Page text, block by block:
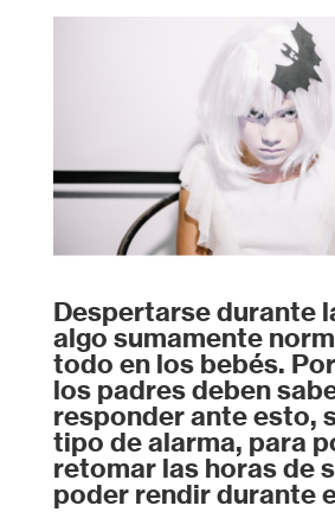
Despertarse durante
algo sumamente
todo en los bebés.
los padres deben
responder ante esto,
tipo de alarma, para
retomar las horas de
poder rendir durante